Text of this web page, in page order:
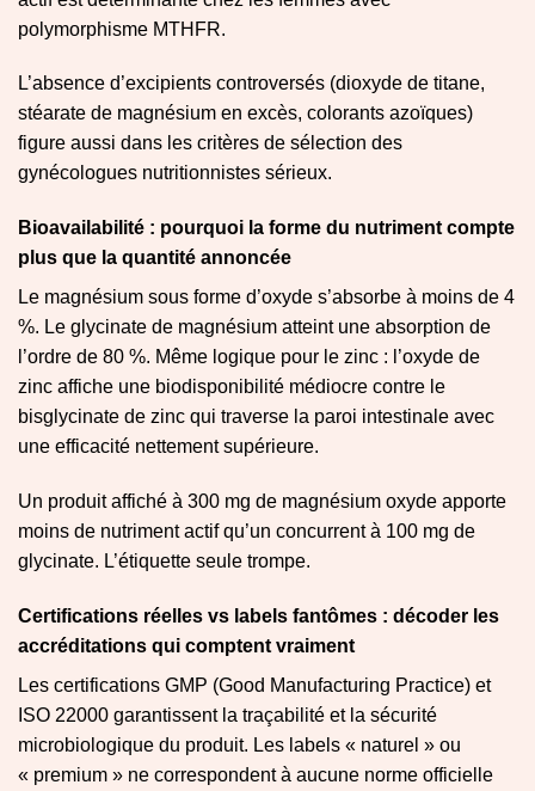
polymorphisme MTHFR.
L’absence d’excipients controversés (dioxyde de titane,
stéarate de magnésium en excès, colorants azoïques)
figure aussi dans les critères de sélection des
gynécologues nutritionnistes sérieux.
Bioavailabilité : pourquoi la forme du nutriment compte
plus que la quantité annoncée
Le magnésium sous forme d’oxyde s’absorbe à moins de 4
%. Le glycinate de magnésium atteint une absorption de
l’ordre de 80 %. Même logique pour le zinc : l’oxyde de
zinc affiche une biodisponibilité médiocre contre le
bisglycinate de zinc qui traverse la paroi intestinale avec
une efficacité nettement supérieure.
Un produit affiché à 300 mg de magnésium oxyde apporte
moins de nutriment actif qu’un concurrent à 100 mg de
glycinate. L’étiquette seule trompe.
Certifications réelles vs labels fantômes : décoder les
accréditations qui comptent vraiment
Les certifications GMP (Good Manufacturing Practice) et
ISO 22000 garantissent la traçabilité et la sécurité
microbiologique du produit. Les labels « naturel » ou
« premium » ne correspondent à aucune norme officielle